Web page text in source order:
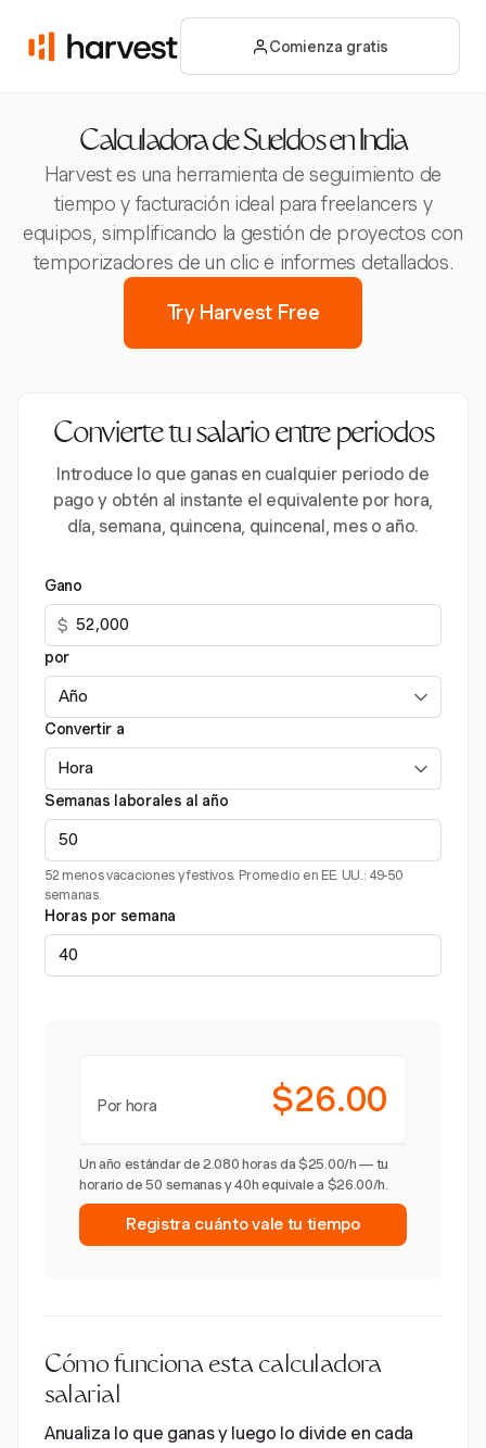
Comienza gratis
Calculadora de Sueldos en India
Harvest es una herramienta de seguimiento de
tiempo y facturación ideal para freelancers y
equipos, simplificando la gestión de proyectos con
temporizadores de un clic e informes detallados.
Try Harvest Free
Convierte tu salario entre periodos
Introduce lo que ganas en cualquier periodo de
pago y obtén al instante el equivalente por hora,
día, semana, quincena, quincenal, mes o año.
Gano
$
por
Convertir a
Semanas laborales al año
52 menos vacaciones y festivos. Promedio en EE. UU.: 49-50
semanas.
Horas por semana
Por hora $26.00
Un año estándar de 2.080 horas da $25.00/h — tu
horario de 50 semanas y 40h equivale a $26.00/h.
Registra cuánto vale tu tiempo
Cómo funciona esta calculadora
salarial
Anualiza lo que ganas y luego lo divide en cada